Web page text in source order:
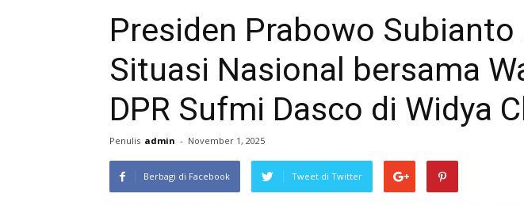
Presiden Prabowo Subianto
Situasi Nasional bersama
DPR Sufmi Dasco di Widya
Penulis admin - November 1, 2025
Berbagi di Facebook Tweet di Twitter